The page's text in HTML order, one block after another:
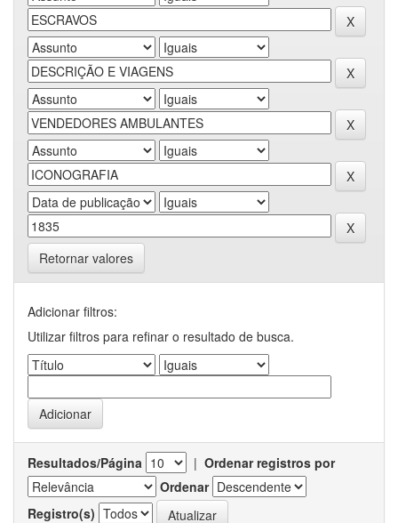
Retornar valores
Adicionar filtros:
Utilizar filtros para refinar o resultado de busca.
Resultados/Página | Ordenar registros por
Ordenar
Registro(s)